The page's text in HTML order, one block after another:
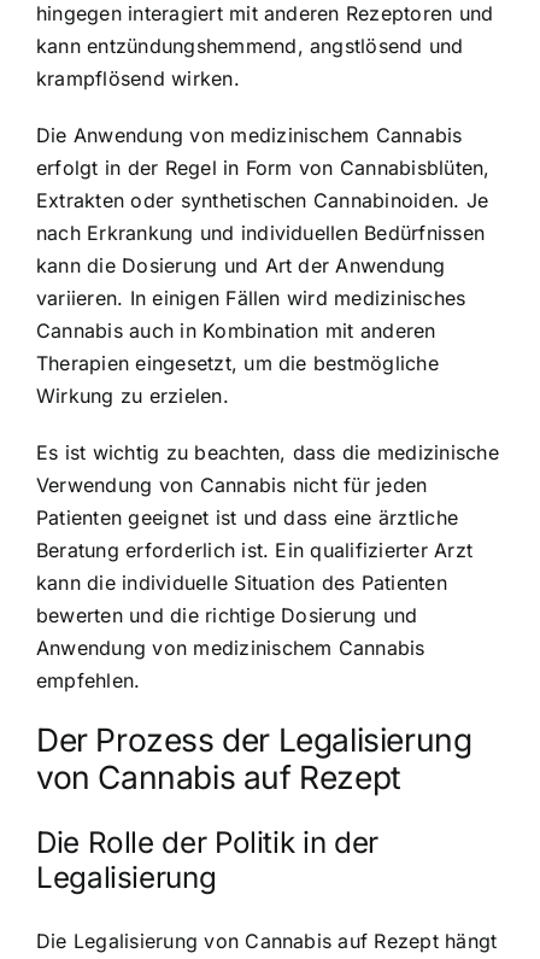
hingegen interagiert mit anderen Rezeptoren und
kann entzündungshemmend, angstlösend und
krampflösend wirken.
Die Anwendung von medizinischem Cannabis
erfolgt in der Regel in Form von Cannabisblüten,
Extrakten oder synthetischen Cannabinoiden. Je
nach Erkrankung und individuellen Bedürfnissen
kann die Dosierung und Art der Anwendung
variieren. In einigen Fällen wird medizinisches
Cannabis auch in Kombination mit anderen
Therapien eingesetzt, um die bestmögliche
Wirkung zu erzielen.
Es ist wichtig zu beachten, dass die medizinische
Verwendung von Cannabis nicht für jeden
Patienten geeignet ist und dass eine ärztliche
Beratung erforderlich ist. Ein qualifizierter Arzt
kann die individuelle Situation des Patienten
bewerten und die richtige Dosierung und
Anwendung von medizinischem Cannabis
empfehlen.
Der Prozess der Legalisierung
von Cannabis auf Rezept
Die Rolle der Politik in der
Legalisierung
Die Legalisierung von Cannabis auf Rezept hängt